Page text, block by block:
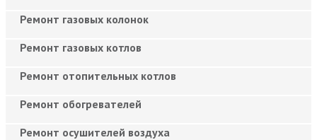
Ремонт газовых колонок
Ремонт газовых котлов
Ремонт отопительных котлов
Ремонт обогревателей
Ремонт осушителей воздуха